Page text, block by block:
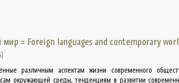
мир = Foreign languages and contemporary
)
различным аспектам жизни современного
окружающей среды, тенденциям в развитии